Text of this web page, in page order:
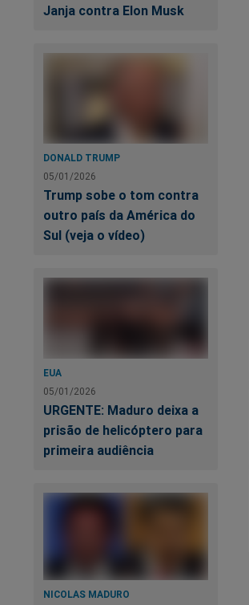
Janja contra Elon Musk
DONALD TRUMP
05/01/2026
Trump sobe o tom contra
outro país da América do
Sul (veja o vídeo)
EUA
05/01/2026
URGENTE: Maduro deixa a
prisão de helicóptero para
primeira audiência
NICOLAS MADURO